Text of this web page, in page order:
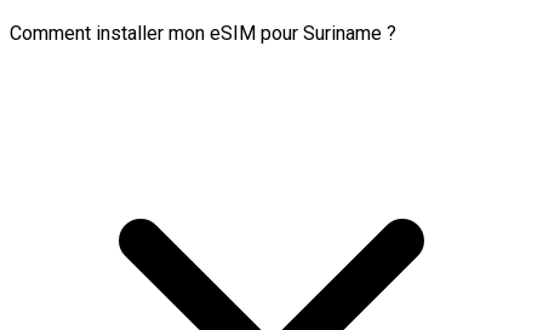
Comment installer mon eSIM pour Suriname ?